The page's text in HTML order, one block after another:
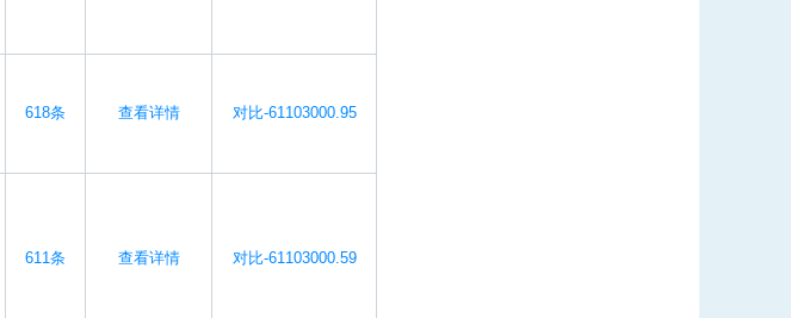
618条 查看详情 对比-61103000.95
611条 查看详情 对比-61103000.59